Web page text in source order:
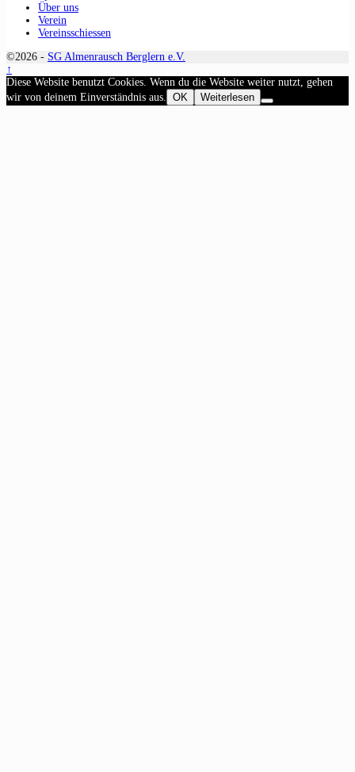
Über uns
Verein
Vereinsschiessen
©2026 - SG Almenrausch Berglern e.V.
↑
Diese Website benutzt Cookies. Wenn du die Website weiter nutzt, gehen
wir von deinem Einverständnis aus. OK Weiterlesen